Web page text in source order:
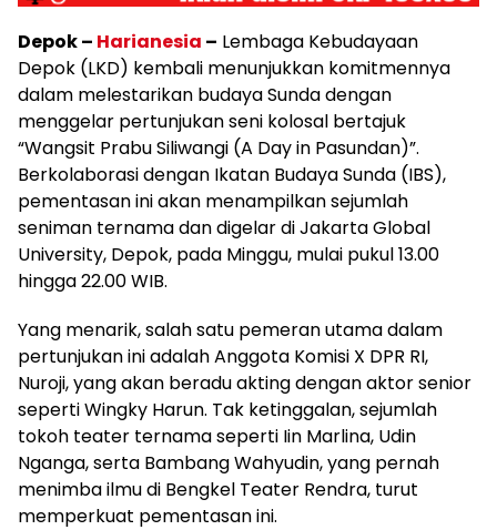
Depok – Harianesia – Lembaga Kebudayaan
Depok (LKD) kembali menunjukkan komitmennya
dalam melestarikan budaya Sunda dengan
menggelar pertunjukan seni kolosal bertajuk
“Wangsit Prabu Siliwangi (A Day in Pasundan)”.
Berkolaborasi dengan Ikatan Budaya Sunda (IBS),
pementasan ini akan menampilkan sejumlah
seniman ternama dan digelar di Jakarta Global
University, Depok, pada Minggu, mulai pukul 13.00
hingga 22.00 WIB.
Yang menarik, salah satu pemeran utama dalam
pertunjukan ini adalah Anggota Komisi X DPR RI,
Nuroji, yang akan beradu akting dengan aktor senior
seperti Wingky Harun. Tak ketinggalan, sejumlah
tokoh teater ternama seperti Iin Marlina, Udin
Nganga, serta Bambang Wahyudin, yang pernah
menimba ilmu di Bengkel Teater Rendra, turut
memperkuat pementasan ini.